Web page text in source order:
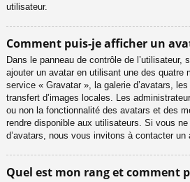
utilisateur.
Comment puis-je afficher un
Dans le panneau de contrôle de l’utilisateur,
ajouter un avatar en utilisant une des quatre
service « Gravatar », la galerie d’avatars,
transfert d’images locales. Les
ou non la fonctionnalité des avatars et des
rendre disponible aux utilisateurs. Si vous
d’avatars, nous vous invitons à contacter un
Quel est mon rang et comment